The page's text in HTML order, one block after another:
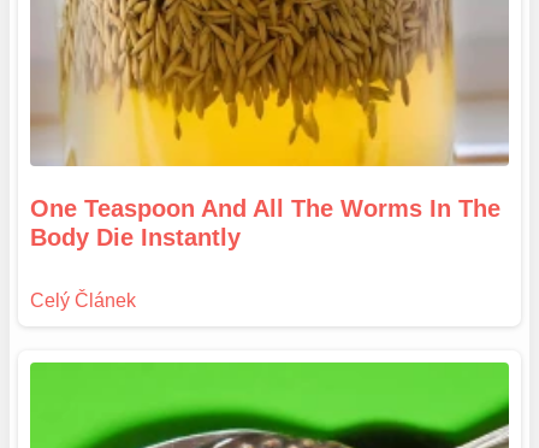
One Teaspoon And All The Worms In The
Body Die Instantly